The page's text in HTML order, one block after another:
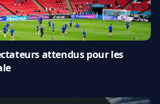
attendus pour les